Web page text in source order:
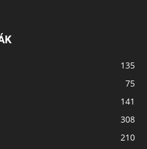
135
75
141
308
210